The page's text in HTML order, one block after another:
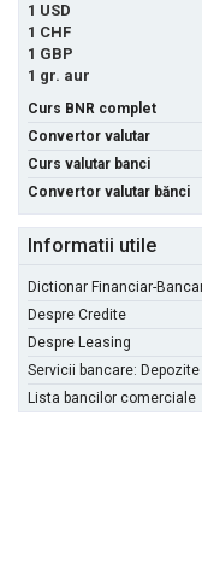
1 USD
1 CHF
1 GBP
1 gr. aur
Curs BNR complet
Convertor valutar
Curs valutar banci
Convertor valutar bănci
Informatii utile
Dictionar Financiar-
Despre Credite
Despre Leasing
Servicii bancare:
Lista bancilor comerciale